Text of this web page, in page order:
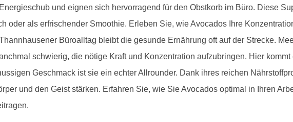
und eignen sich hervorragend für den Obstkorb im Büro. Diese
oder als erfrischender Smoothie. Erleben Sie, wie Avocados Ihre
Büroalltag bleibt die gesunde Ernährung oft auf der Strecke.
schwierig, die nötige Kraft und Konzentration aufzubringen. Hier
Geschmack ist sie ein echter Allrounder. Dank ihres reichen
und den Geist stärken. Erfahren Sie, wie Sie Avocados optimal in Ihren